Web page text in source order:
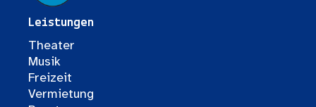
Leistungen
Theater
Musik
Freizeit
Vermietung